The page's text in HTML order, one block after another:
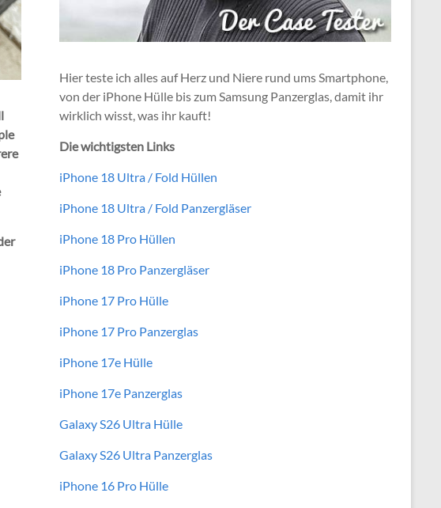
Hier teste ich alles auf Herz und Niere rund ums Smartphone,
von der iPhone Hülle bis zum Samsung Panzerglas, damit ihr
wirklich wisst, was ihr kauft!
Die wichtigsten Links
iPhone 18 Ultra / Fold Hüllen
iPhone 18 Ultra / Fold Panzergläser
iPhone 18 Pro Hüllen
iPhone 18 Pro Panzergläser
iPhone 17 Pro Hülle
iPhone 17 Pro Panzerglas
iPhone 17e Hülle
iPhone 17e Panzerglas
Galaxy S26 Ultra Hülle
Galaxy S26 Ultra Panzerglas
iPhone 16 Pro Hülle